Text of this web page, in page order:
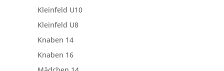
Kleinfeld U10
Kleinfeld U8
Knaben 14
Knaben 16